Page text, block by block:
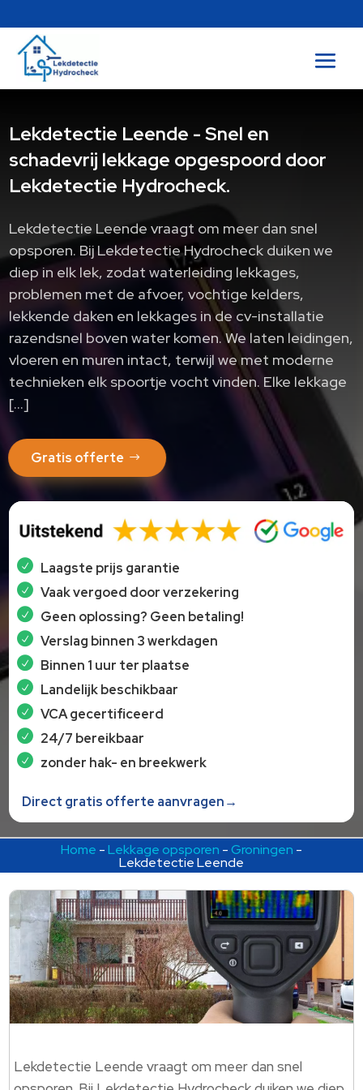
Lekdetectie Leende - Snel en
schadevrij lekkage opgespoord door
Lekdetectie Hydrocheck.
Lekdetectie Leende vraagt om meer dan snel
opsporen. Bij Lekdetectie Hydrocheck duiken we
diep in elk lek, zodat waterleiding lekkages,
problemen met de afvoer, vochtige kelders,
lekkende daken en lekkages in de cv-installatie
razendsnel boven water komen. We laten leidingen,
vloeren en muren intact, terwijl we met moderne
technieken elk spoortje vocht vinden. Elke lekkage
[…]
Gratis offerte
Laagste prijs garantie
Vaak vergoed door verzekering
Geen oplossing? Geen betaling!
Verslag binnen 3 werkdagen
Binnen 1 uur ter plaatse
Landelijk beschikbaar
VCA gecertificeerd
24/7 bereikbaar
zonder hak- en breekwerk
Direct gratis offerte aanvragen→
Home -Lekkage opsporen -Groningen -
Lekdetectie Leende
Lekdetectie Leende vraagt om meer dan snel